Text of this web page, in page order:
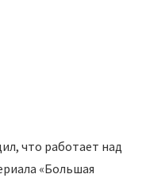
что работает над
«Большая